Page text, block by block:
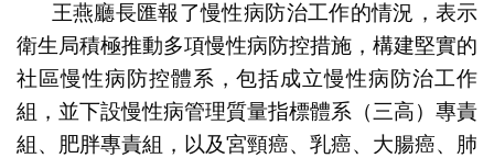
王燕廳長匯報了慢性病防治工作的情況，表示
衛生局積極推動多項慢性病防控措施，構建堅實的
社區慢性病防控體系，包括成立慢性病防治工作
組，並下設慢性病管理質量指標體系（三高）專責
組、肥胖專責組，以及宮頸癌、乳癌、大腸癌、肺